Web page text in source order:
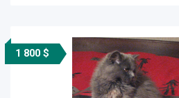
1 800 $